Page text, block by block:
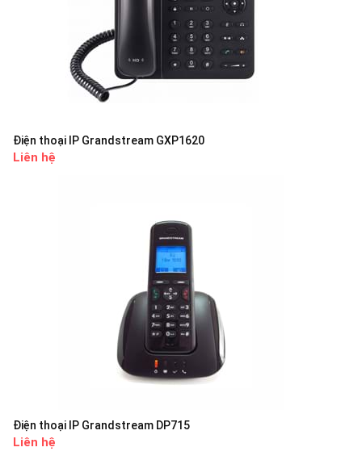
Điện thoại IP Grandstream GXP1620
Liên hệ
Điện thoại IP Grandstream DP715
Liên hệ